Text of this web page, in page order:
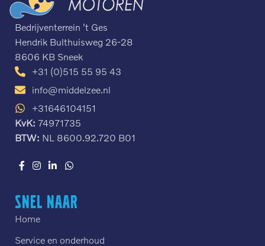
Bedrijventerrein 't Ges
Hendrik Bulthuisweg 26-28
8606 KB Sneek
+31 (0)515 55 95 43
info@middelzee.nl
+31646104151
KvK: 74971735
BTW: NL 8600.92.720 B01
Snel naar
Home
Service en onderhoud